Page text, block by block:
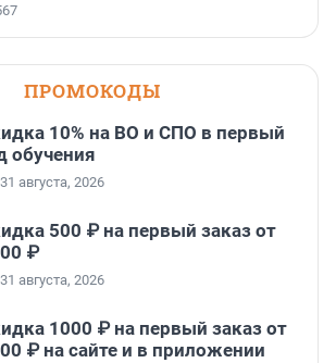
ПРОМОКОДЫ
10% на ВО и СПО в первый
обучения
августа, 2026
500 ₽ на первый заказ от
₽
августа, 2026
1000 ₽ на первый заказ от
₽ на сайте и в приложении